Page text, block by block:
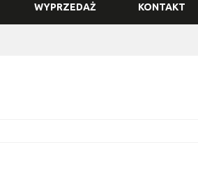
WYPRZEDAŻ KONTAKT